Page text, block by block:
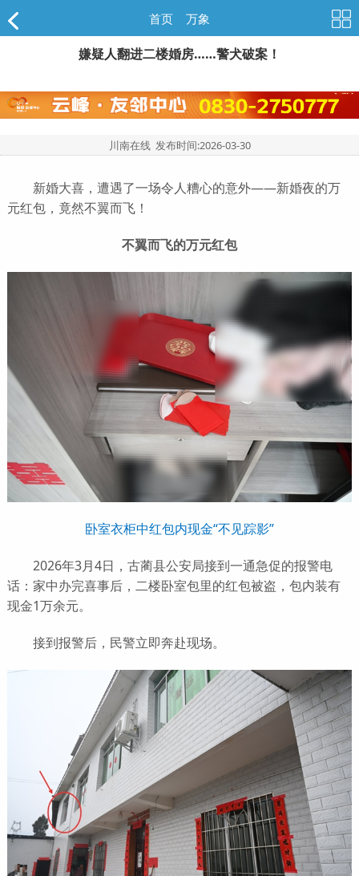
首页 万象
嫌疑人翻进二楼婚房……警犬破案！
川南在线 发布时间:2026-03-30
新婚大喜，遭遇了一场令人糟心的意外——新婚夜的万
元红包，竟然不翼而飞！
不翼而飞的万元红包
卧室衣柜中红包内现金“不见踪影”
2026年3月4日，古蔺县公安局接到一通急促的报警电
话：家中办完喜事后，二楼卧室包里的红包被盗，包内装有
现金1万余元。
接到报警后，民警立即奔赴现场。